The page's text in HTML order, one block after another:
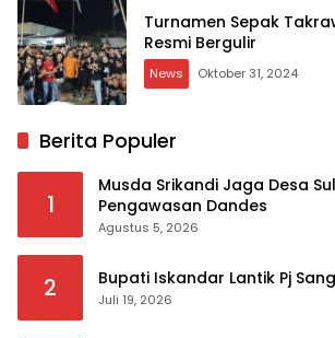
Turnamen Sepak
Resmi Bergulir
News Oktober 31, 2024
Berita Populer
1
Musda Srikandi Jaga Desa
Pengawasan Dandes
Agustus 5, 2026
2 Bupati Iskandar Lantik Pj
Juli 19, 2026